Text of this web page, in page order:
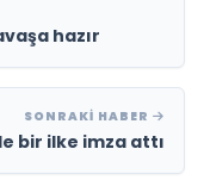
hazır
SONRAKI HABER
bir ilke imza attı